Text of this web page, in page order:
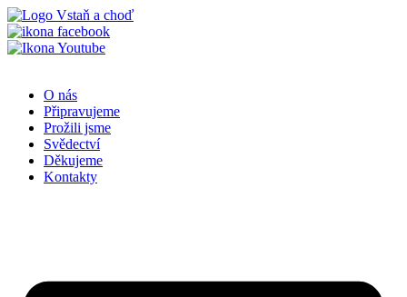
Přejít
k
obsahu
O nás
Připravujeme
Prožili jsme
Svědectví
Děkujeme
Kontakty